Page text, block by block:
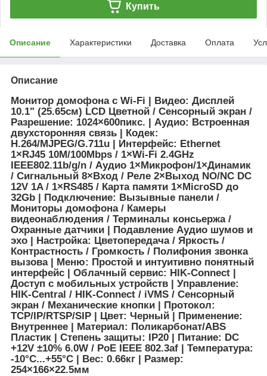
Купить
Описание Характеристики Доставка Оплата
Описание
Монитор домофона с Wi-Fi | Видео: Дисплей
10.1" (25.65см) LCD Цветной / Сенсорный экран /
Разрешение: 1024×600пикс. | Аудио: Встроенная
двухсторонняя связь | Кодек:
H.264/MJPEG/G.711u | Интерфейс: Ethernet
1×RJ45 10M/100Mbps / 1×Wi-Fi 2.4GHz
IEEE802.11b/g/n / Аудио 1×Микрофон/1×Динамик
/ Сигнальный 8×Вход / Реле 2×Выход NO/NC DC
12V 1A / 1×RS485 / Карта памяти 1×MicroSD до
32Gb | Подключение: Вызывные панели /
Мониторы домофона / Камеры
видеонаблюдения / Терминалы консьержа /
Охранные датчики | Подавление Аудио шумов и
эхо | Настройка: Цветопередача / Яркость /
Контрастность / Громкость / Полифония звонка
вызова | Меню: Простой и интуитивно понятный
интерфейс | Облачный сервис: HIK-Connect |
Доступ с мобильных устройств | Управление:
HIK-Central / HIK-Connect / iVMS / Сенсорный
экран / Механические кнопки | Протокол:
TCP/IP/RTSP/SIP | Цвет: Черный | Применение:
Внутреннее | Материал: Поликарбонат/ABS
Пластик | Степень защиты: IP20 | Питание: DC
+12V ±10% 6.0W / PoE IEEE 802.3af | Температура:
-10°C...+55°C | Вес: 0.66кг | Размер:
254×166×22.5мм